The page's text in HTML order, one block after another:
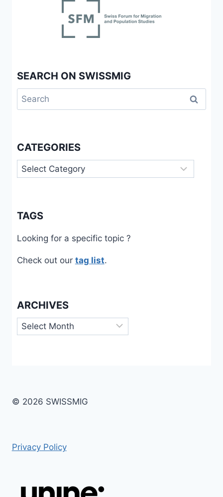
SEARCH ON SWISSMIG
Search
for:
CATEGORIES
Categories
TAGS
Looking for a specific topic ?
Check out our tag list.
ARCHIVES
Archives
© 2026 SWISSMIG
Privacy Policy